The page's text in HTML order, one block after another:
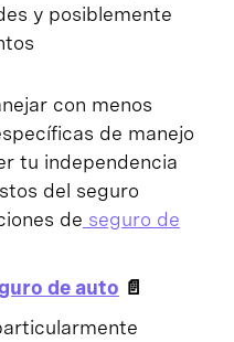
y posiblemente
con menos
de manejo
tu independencia
del seguro
de seguro de
de auto 📄